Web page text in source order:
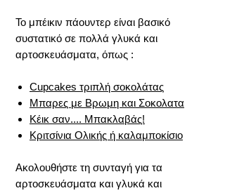
Το μπέικιν πάουντερ είναι βασικό
συστατικό σε πολλά γλυκά και
αρτοσκευάσματα, όπως :
Cupcakes τριπλή σοκολάτας
Μπαρες με Βρωμη και Σοκολατα
Κέικ σαν.... Μπακλαβάς!
Κριτσίνια Ολικής ή καλαμποκίσιο
Ακολουθήστε τη συνταγή για τα
αρτοσκευάσματα και γλυκά και